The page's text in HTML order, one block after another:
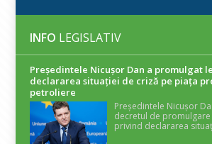
INFO LEGISLATIV
Președintele Nicuşor Dan a promulgat
declararea situaţiei de criză pe piaţa
petroliere
Președintele Nicușor
decretul de
privind declararea